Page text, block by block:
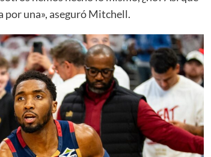
por una», aseguró Mitchell.